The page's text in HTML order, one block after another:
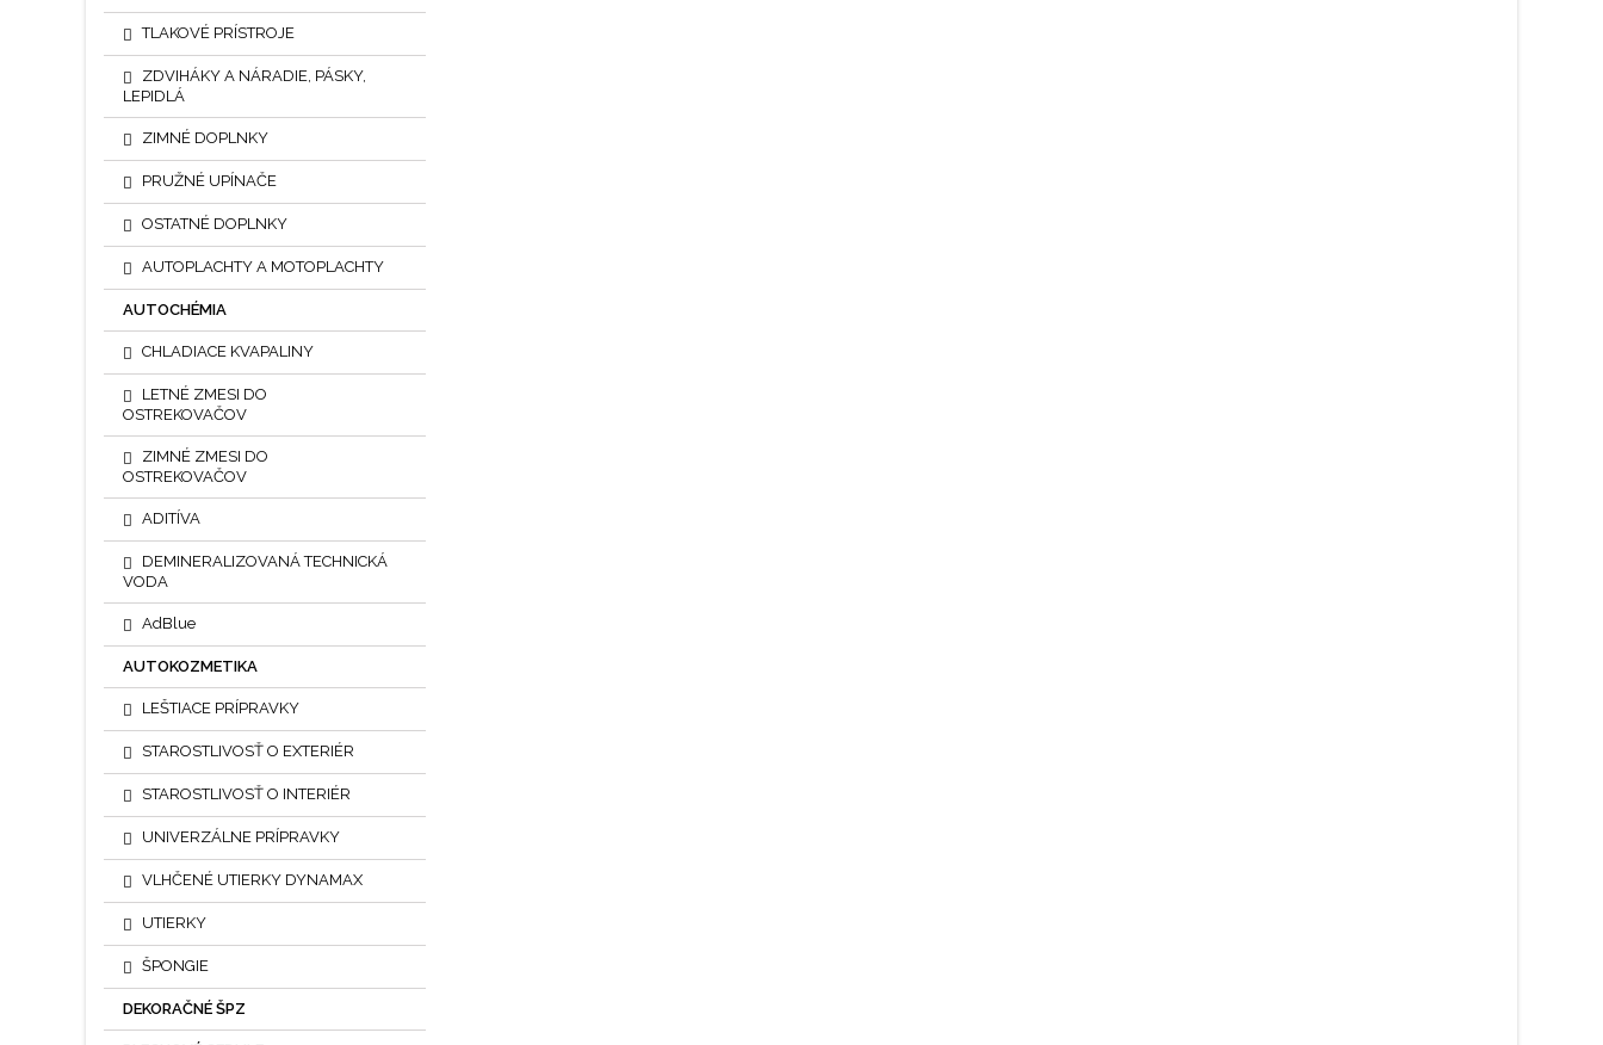
TLAKOVÉ PRÍSTROJE
ZDVIHÁKY A NÁRADIE, PÁSKY,
LEPIDLÁ
ZIMNÉ DOPLNKY
PRUŽNÉ UPÍNAČE
OSTATNÉ DOPLNKY
AUTOPLACHTY A MOTOPLACHTY
AUTOCHÉMIA
CHLADIACE KVAPALINY
LETNÉ ZMESI DO
OSTREKOVAČOV
ZIMNÉ ZMESI DO
OSTREKOVAČOV
ADITÍVA
DEMINERALIZOVANÁ TECHNICKÁ
VODA
AdBlue
AUTOKOZMETIKA
LEŠTIACE PRÍPRAVKY
STAROSTLIVOSŤ O EXTERIÉR
STAROSTLIVOSŤ O INTERIÉR
UNIVERZÁLNE PRÍPRAVKY
VLHČENÉ UTIERKY DYNAMAX
UTIERKY
ŠPONGIE
DEKORAČNÉ ŠPZ